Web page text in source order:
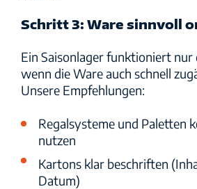
Schritt 3: Ware sinnvoll
Ein Saisonlager funktioniert nur
wenn die Ware auch schnell
Unsere Empfehlungen:
Regalsysteme und Paletten
nutzen
Kartons klar beschriften
Datum)